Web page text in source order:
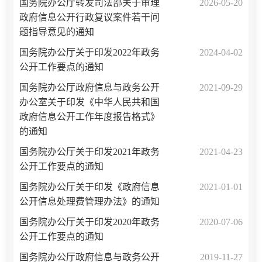
2026-05-20
国务院办公厅转发司法部关于审理
政府信息公开行政复议案件若干问
题指导意见的通知
2024-04-02
国务院办公厅关于印发2022年政务
公开工作要点的通知
2021-09-29
国务院办公厅政府信息与政务公开
办公室关于印发《中华人民共和国
政府信息公开工作年度报告格式》
的通知
2021-04-23
国务院办公厅关于印发2021年政务
公开工作要点的通知
2021-01-01
国务院办公厅关于印发《政府信息
公开信息处理费管理办法》的通知
2020-07-06
国务院办公厅关于印发2020年政务
公开工作要点的通知
2019-11-27
国务院办公厅政府信息与政务公开